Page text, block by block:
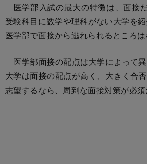
医学部入試の最大の特徴は、面接
受験科目に数学や理科がない大学を
医学部で面接から逃れられるところは
医学部面接の配点は大学によって
大学は面接の配点が高く、大きく合
志望するなら、周到な面接対策が必須